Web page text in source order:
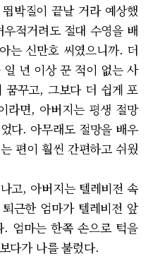
박질이 끝날 거라 예상했
적거려도 절대 수영을 배
는 신만호 씨였으니까. 더
년 이상 꾼 적이 없는 사
꿈꾸고, 그보다 더 쉽게 포
라면, 아버지는 평생 절망
다. 아무래도 절망을 배우
편이 훨씬 간편하고 쉬웠
고, 아버지는 텔레비전 속
근한 엄마가 텔레비전 앞
엄마는 한쪽 손으로 턱을
다가 나를 불렀다.